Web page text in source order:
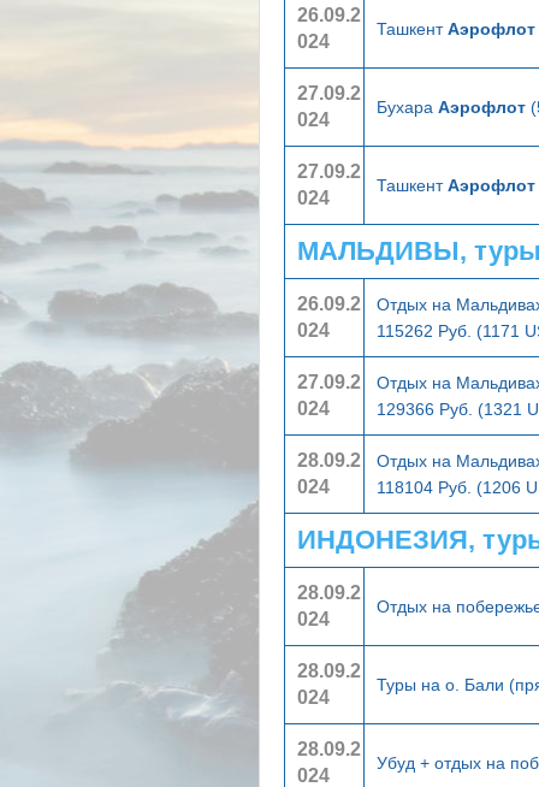
26.09.2
024
ТашкентАэрофлот
27.09.2
024
Бухара Аэрофлот
27.09.2
024
ТашкентАэрофлот
МАЛЬДИВЫ, туры
26.09.2
024
Отдых на
115262 Руб. (1171
27.09.2
024
Отдых на
129366 Руб. (1321
28.09.2
024
Отдых на
118104 Руб. (1206
ИНДОНЕЗИЯ,
28.09.2
024
Отдых на
28.09.2
024
Туры на о. Бали
28.09.2
024
Убуд + отдых на